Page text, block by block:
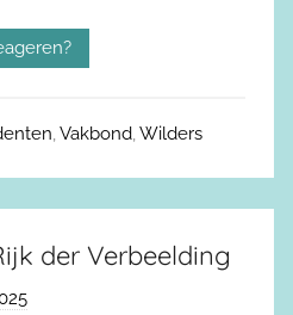
,Vakbond,Wilders
der Verbeelding